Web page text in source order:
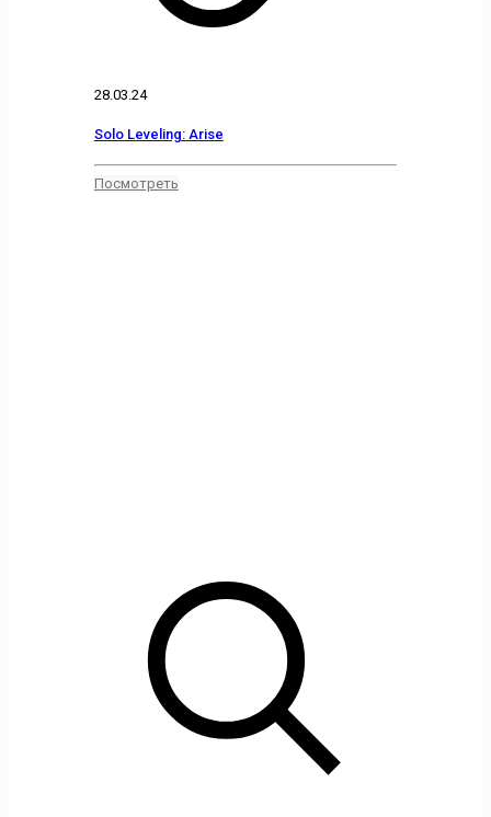
28.03.24
Solo Leveling: Arise
Посмотреть